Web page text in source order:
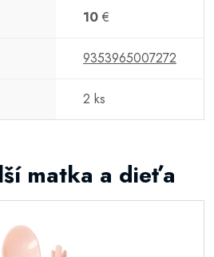
10 €
9353965007272
2 ks
matka a dieťa